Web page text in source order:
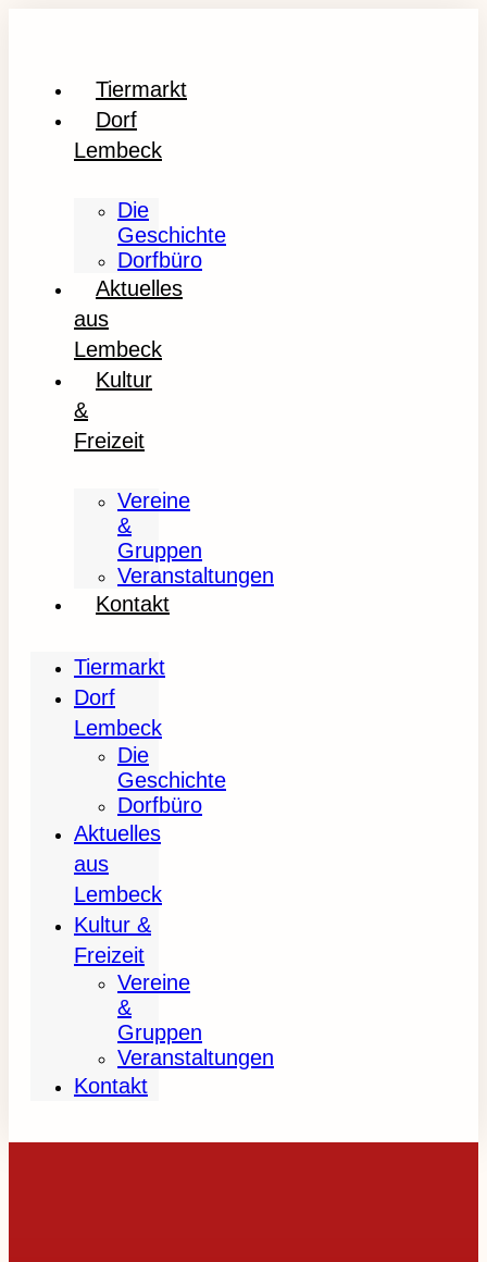
Tiermarkt
Dorf
Lembeck
Die
Geschichte
Dorfbüro
Aktuelles
aus
Lembeck
Kultur
&
Freizeit
Vereine
&
Gruppen
Veranstaltungen
Kontakt
Tiermarkt
Dorf
Lembeck
Die
Geschichte
Dorfbüro
Aktuelles
aus
Lembeck
Kultur &
Freizeit
Vereine
&
Gruppen
Veranstaltungen
Kontakt